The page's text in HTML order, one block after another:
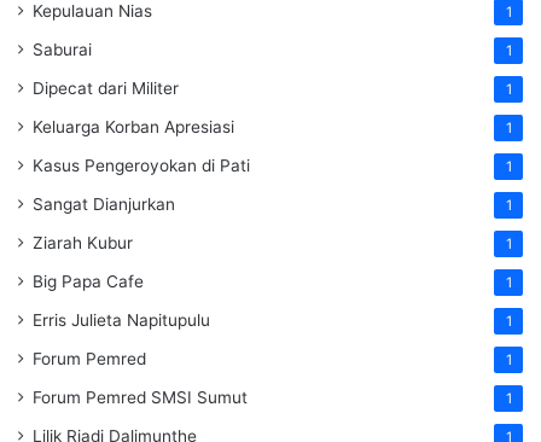
Kepulauan Nias 1
Saburai 1
Dipecat dari Militer 1
Keluarga Korban Apresiasi 1
Kasus Pengeroyokan di Pati 1
Sangat Dianjurkan 1
Ziarah Kubur 1
Big Papa Cafe 1
Erris Julieta Napitupulu 1
Forum Pemred 1
Forum Pemred SMSI Sumut 1
Lilik Riadi Dalimunthe 1